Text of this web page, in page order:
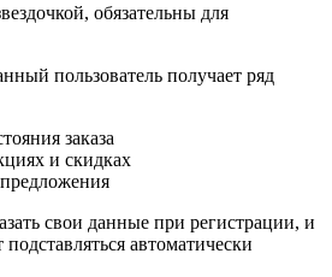
обязательны для
пользователь получает ряд
заказа
и скидках
свои данные при регистрации, и
автоматически